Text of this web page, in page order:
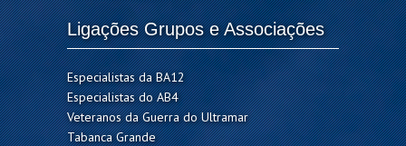
Ligações Grupos e Associações
Especialistas da BA12
Especialistas do AB4
Veteranos da Guerra do Ultramar
Tabanca Grande